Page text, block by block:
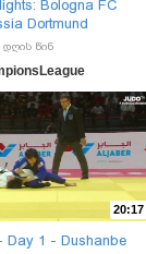
Bologna FC
Dortmund
დღის წინ
20:17
Day 1 - Dushanbe